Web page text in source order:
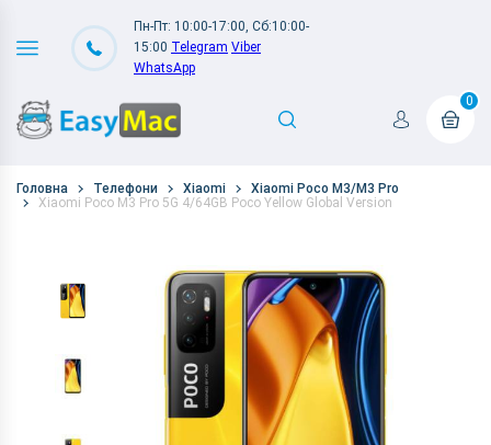
Пн-Пт: 10:00-17:00, Сб:10:00-
15:00 Telegram Viber
WhatsApp
0
Головна Телефони Xiaomi
Xiaomi Poco M3/M3 Pro
Xiaomi Poco M3 Pro 5G 4/64GB Poco Yellow Global Version